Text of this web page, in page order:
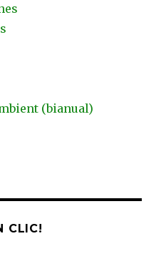
(bianual)
CLIC!